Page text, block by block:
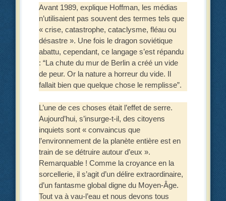
Avant 1989, explique Hoffman, les médias
n’utilisaient pas souvent des termes tels que
« crise, catastrophe, cataclysme, fléau ou
désastre ». Une fois le dragon soviétique
abattu, cependant, ce langage s’est répandu
: “La chute du mur de Berlin a créé un vide
de peur. Or la nature a horreur du vide. Il
fallait bien que quelque chose le remplisse”.
L’une de ces choses était l’effet de serre.
Aujourd’hui, s’insurge-t-il, des citoyens
inquiets sont « convaincus que
l’environnement de la planète entière est en
train de se détruire autour d’eux ».
Remarquable ! Comme la croyance en la
sorcellerie, il s’agit d’un délire extraordinaire,
d’un fantasme global digne du Moyen-Âge.
Tout va à vau-l’eau et nous devons tous